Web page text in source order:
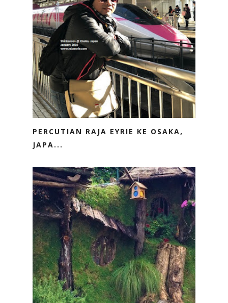
PERCUTIAN RAJA EYRIE KE OSAKA,
JAPA...